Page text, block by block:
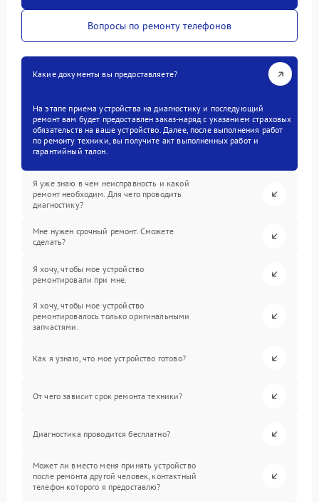
Вопросы по ремонту телефонов
Какие документы вы предоставляете?
На этапе приема устройства на диагностику и последующий
ремонт вам будет предоставлен заказ-наряд с указанием страховых
обязательств на ваше устройство. Далее, после выполнения работ
по ремонту техники, вы получите акт выполненных работ и
гарантийный талон.
Я уже знаю в чем неисправность и какой
ремонт необходим. Для чего проводить
диагностику?
Мне нужен срочный ремонт. Сможете
сделать?
Я хочу, чтобы мое устройство
ремонтировали при мне.
Я хочу, чтобы мое устройство
ремонтировалось только оригинальными
запчастями.
Как я узнаю, что мое устройство готово?
От чего зависит срок ремонта техники?
Диагностика проводится бесплатно?
Может ли вместо меня принять устройство
после ремонта другой человек, контактный
телефон которого я предоставлю?